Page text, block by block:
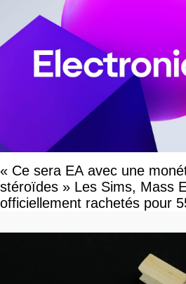
« Ce sera EA avec une
stéroïdes » Les Sims, Mass
officiellement rachetés pour